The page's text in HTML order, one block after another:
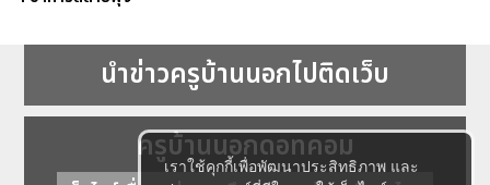
เราใช้คุกกี้เพื่อพัฒนาประสิทธิภาพ และ
นำข่าวครูบ้านนอกไปติดเว็บ
ครูบ้านนอกดอทคอม